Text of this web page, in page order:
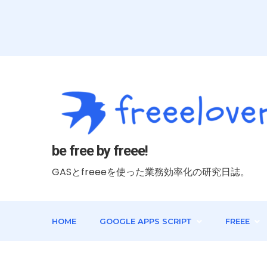
be free by freee!
GASとfreeeを使った業務効率化の研究日誌。
HOME GOOGLE APPS SCRIPT FREEE